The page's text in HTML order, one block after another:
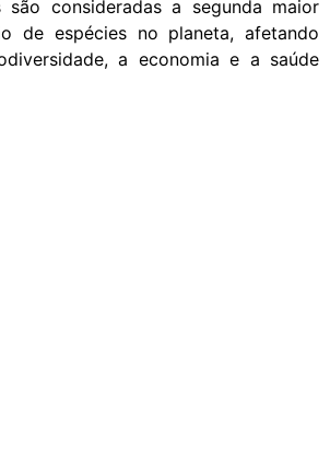
são consideradas a segunda maior
de espécies no planeta, afetando
a economia e a saúde